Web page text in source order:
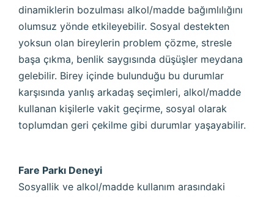
dinamiklerin bozulması alkol/madde bağımlılığını
olumsuz yönde etkileyebilir. Sosyal destekten
yoksun olan bireylerin problem çözme, stresle
başa çıkma, benlik saygısında düşüşler meydana
gelebilir. Birey içinde bulunduğu bu durumlar
karşısında yanlış arkadaş seçimleri, alkol/madde
kullanan kişilerle vakit geçirme, sosyal olarak
toplumdan geri çekilme gibi durumlar yaşayabilir.
Fare Parkı Deneyi
Sosyallik ve alkol/madde kullanım arasındaki